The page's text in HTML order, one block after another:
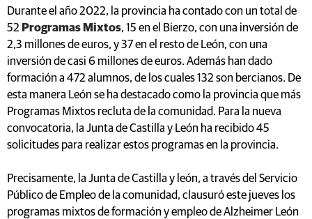
Durante el año 2022, la provincia ha contado con un total de
52 Programas Mixtos, 15 en el Bierzo, con una inversión de
2,3 millones de euros, y 37 en el resto de León, con una
inversión de casi 6 millones de euros. Además han dado
formación a 472 alumnos, de los cuales 132 son bercianos. De
esta manera León se ha destacado como la provincia que más
Programas Mixtos recluta de la comunidad. Para la nueva
convocatoria, la Junta de Castilla y León ha recibido 45
solicitudes para realizar estos programas en la provincia.
Precisamente, la Junta de Castilla y león, a través del Servicio
Público de Empleo de la comunidad, clausuró este jueves los
programas mixtos de formación y empleo de Alzheimer León